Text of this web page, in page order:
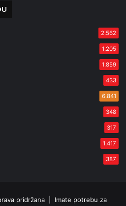
2.562
1.205
1.859
433
6.841
348
317
1.417
387
pridržana | Imate potrebu za